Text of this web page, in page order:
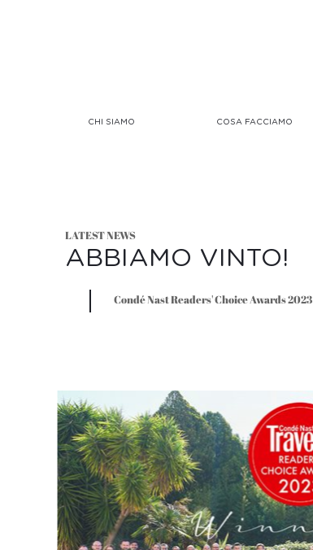
CHI SIAMO COSA FACCIAMO
LATEST NEWS
ABBIAMO VINTO!
Condé Nast Readers' Choice Awards 2023